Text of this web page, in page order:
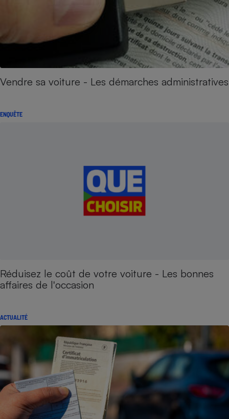
Vendre sa voiture - Les démarches administratives
ENQUÊTE
Réduisez le coût de votre voiture - Les bonnes
affaires de l'occasion
ACTUALITÉ